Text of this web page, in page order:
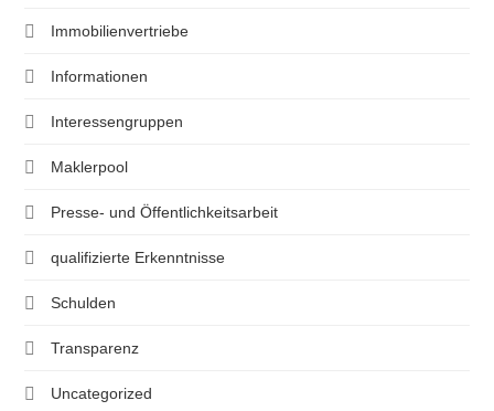
Immobilienvertriebe
Informationen
Interessengruppen
Maklerpool
Presse- und Öffentlichkeitsarbeit
qualifizierte Erkenntnisse
Schulden
Transparenz
Uncategorized